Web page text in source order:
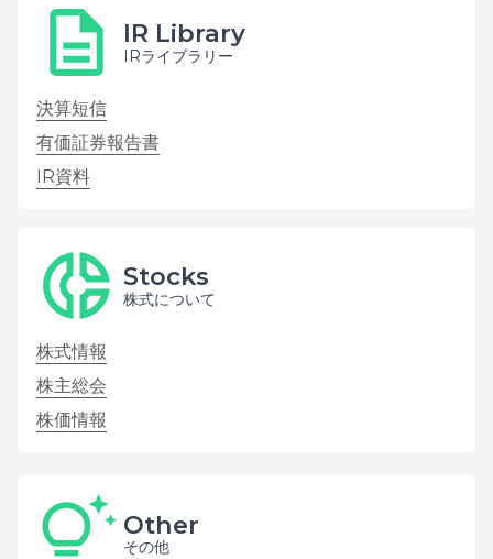
IR Library
IRライブラリー
決算短信
有価証券報告書
IR資料
Stocks
株式について
株式情報
株主総会
株価情報
Other
その他